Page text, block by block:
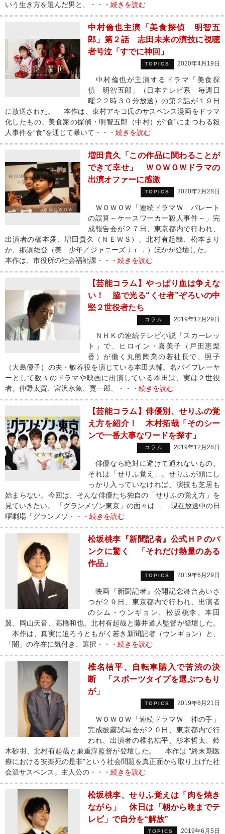
いう生き方を選んだ男と、・・・ 続きを読む
中村倫也主演「美食探偵 明智五
郎」第２話 志田未来の演技に視聴
者号泣「すでに神回」
TOPICS 2020年4月19日
中村倫也が主演するドラマ「美食探
偵 明智五郎」（日本テレビ系 毎週日
曜２２時３０分放送）の第２話が１９日
に放送された。 本作は、東村アキコ氏のサスペンス漫画をドラマ
化したもの。美食家の探偵・明智五郎（中村）が“食”にまつわる殺
人事件を“食”を通じて暴いて・・・ 続きを読む
増田貴久「この作品に関わることが
できて幸せ」 ＷＯＷＯＷドラマの
出演オファーに感激
TOPICS 2020年2月28日
ＷＯＷＯＷ「連続ドラマＷ パレート
の誤算～ケースワーカー殺人事件～」完
成報告会が２７日、東京都内で行われ、
出演者の橋本愛、増田貴久（ＮＥＷＳ）、北村有起哉、松本まり
か、那須雄登（美 少年／ジャニーズＪｒ．）ほかが登壇した。
本作は、市役所の社会福祉課・・・ 続きを読む
【芸能コラム】やっぱり血は争えな
い！ 脇で光る“くせ者”ぞろいの中
堅２世役者たち
コラム 2019年12月29日
ＮＨＫの連続テレビ小説「スカーレッ
ト」で、ヒロイン・喜美子（戸田恵梨
香）が働く丸熊陶業の若社長で、照子
（大島優子）の夫・敏春役を演じている本田大輔。名バイプレーヤ
ーとして数々のドラマや映画に出演している本田は、実は２世役
者。仲野太賀、宮沢氷魚、寛一郎、・・・ 続きを読む
【芸能コラム】俳優別、せりふの覚
え方を紹介！ 木村拓哉「そのシー
ンで一番大事なワードを探す」
コラム 2019年12月28日
俳優なら絶対に避けて通れないもの。
それは「せりふ覚え」。せりふが頭にし
っかり入っていなければ、演技も芝居も
始まらない。今回は、そんな俳優たち独自の「せりふの覚え方」を
見ていきたい。 「グランメゾン東京」の面々は… 現在放送中の日
曜劇場「グランメゾ・・・ 続きを読む
松坂桃李『新聞記者』公式ＨＰのパ
ンクに驚く 「それだけ熱量のある
作品」
TOPICS 2019年6月29日
映画『新聞記者』公開記念舞台あいさ
つが２９日、東京都内で行われ、出演者
のシム・ウンギョン、松坂桃李、本田
翼、岡山天音、高橋和也、北村有起哉と藤井道人監督が登壇した。
本作は、真実に迫ろうともがく若き新聞記者（ウンギョン）と、
「闇」の存在に気付き、選択・・・ 続きを読む
椎名桔平、自転車購入で苦渋の決
断 「スポーツタイプを選ぶつもり
が」
TOPICS 2019年6月21日
ＷＯＷＯＷ「連続ドラマＷ 神の手」
完成披露試写会が２０日、東京都内で行
われ、出演者の椎名桔平、杉本哲太、鈴
木砂羽、北村有起哉と兼重淳監督が登壇した。 本作は “終末期医
療における安楽死の是非”という社会問題を真正面から取り上げた社
会派サスペンス。主人公の・・・ 続きを読む
松坂桃李、せりふ覚えは「肉を焼き
ながら」 休日は「朝から晩までテ
レビ」で自分を“解放”
TOPICS 2019年6月5日